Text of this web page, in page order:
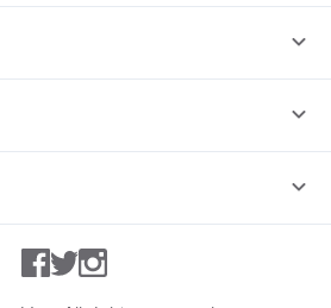
Facebook
TwitterInstagram